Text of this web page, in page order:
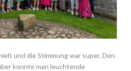
und die Stimmung war super. Den
konnte man leuchtende